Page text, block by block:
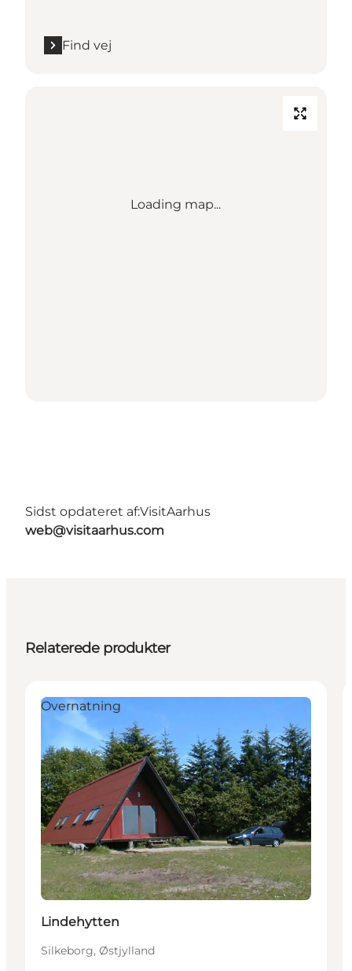
Find vej
Loading map...
Sidst opdateret af:VisitAarhus
web@visitaarhus.com
Relaterede produkter
Overnatning
Lindehytten
Silkeborg, Østjylland